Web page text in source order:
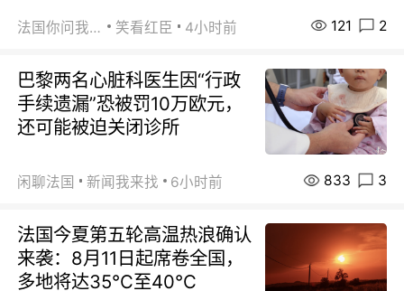
法国你问我答 笑看红臣 4小时前 121 2
巴黎两名心脏科医生因“行政
手续遗漏”恐被罚10万欧元，
还可能被迫关闭诊所
闲聊法国 新闻我来找 6小时前 833 3
法国今夏第五轮高温热浪确认
来袭：8月11日起席卷全国，
多地将达35℃至40℃